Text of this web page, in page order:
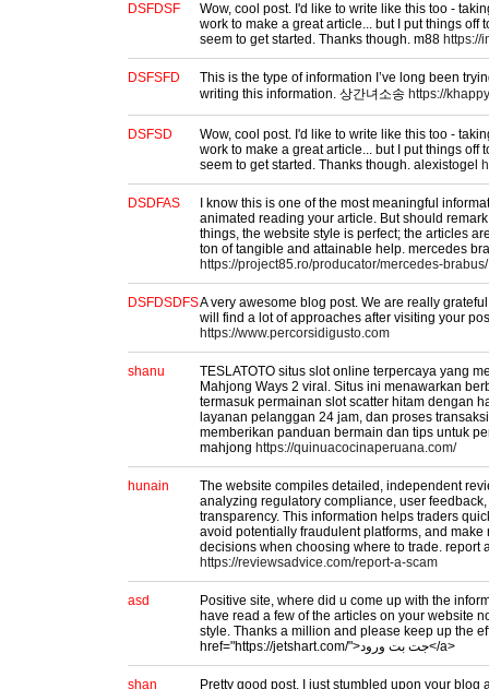
DSFDSF
Wow, cool post. I'd like to write like this too -
work to make a great article... but I put things off
seem to get started. Thanks though. m88 https://
DSFSFD
This is the type of information I’ve long been
writing this information. 상간녀소송 https://
DSFSD
Wow, cool post. I'd like to write like this too -
work to make a great article... but I put things off
seem to get started. Thanks though. alexistogel
DSDFAS
I know this is one of the most meaningful
animated reading your article. But should
things, the website style is perfect; the articles
ton of tangible and attainable help. mercedes
https://project85.ro/producator/mercedes-brabus/
DSFDSDFSA very awesome blog post. We are really
will find a lot of approaches after visiting your
https://www.percorsidigusto.com
shanu
TESLATOTO situs slot online terpercaya yang
Mahjong Ways 2 viral. Situs ini menawarkan
termasuk permainan slot scatter hitam dengan
layanan pelanggan 24 jam, dan proses
memberikan panduan bermain dan tips untuk
mahjong https://quinuacocinaperuana.com/
hunain
The website compiles detailed, independent
analyzing regulatory compliance, user
transparency. This information helps traders
avoid potentially fraudulent platforms, and make
decisions when choosing where to trade. report
https://reviewsadvice.com/report-a-scam
asd
Positive site, where did u come up with the
have read a few of the articles on your website
style. Thanks a million and please keep up the
href="https://jetshart.com/">جت بت ورود</a>
shan
Pretty good post. I just stumbled upon your blog